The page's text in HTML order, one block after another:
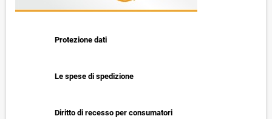
Protezione dati
Le spese di spedizione
Diritto di recesso per consumatori